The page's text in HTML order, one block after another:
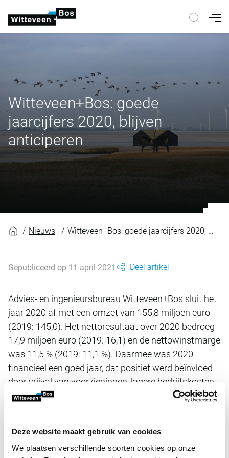
Deze website maakt gebruik van cookies
We plaatsen verschillende soorten cookies op onze
Witteveen+Bos: goede
jaarcijfers 2020, blijven
anticiperen
Nieuws Witteveen+Bos: goede jaarcijfers 2020, blijven anticiperen
Gepubliceerd op 11 april 2021 Deel artikel
Advies- en ingenieursbureau Witteveen+Bos sluit het
jaar 2020 af met een omzet van 155,8 miljoen euro
(2019: 145,0). Het nettoresultaat over 2020 bedroeg
17,9 miljoen euro (2019: 16,1) en de nettowinstmarge
was 11,5 % (2019: 11,1 %). Daarmee was 2020
financieel een goed jaar, dat positief werd beïnvloed
door vrijval van voorzieningen, lagere bedrijfskosten
en de verkoop van ons voormalig hoofdkantoor in
Deventer. De komende periode blijven we anticiperen